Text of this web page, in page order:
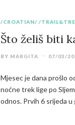
/CROATIAN/ /
Što želiš biti
BY MARGITA 07/03/
Mjesec je dana prošlo
noćne trek lige po
odnos. Prvih 6 srijeda